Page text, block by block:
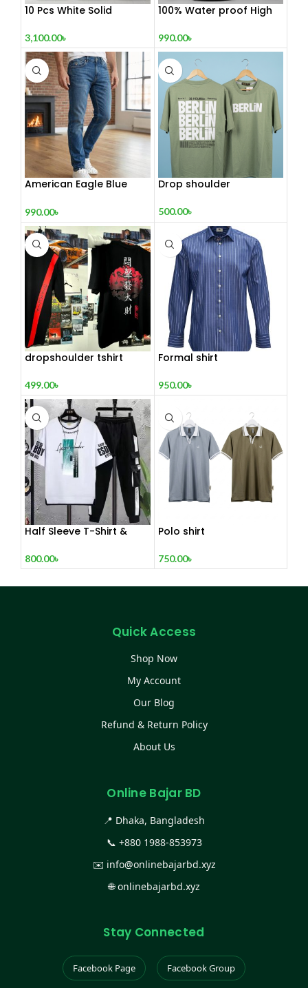
10 Pcs White Solid
3,100.00৳
100% Water proof High
990.00৳
American Eagle Blue
990.00৳
Drop shoulder
500.00৳
dropshoulder tshirt
499.00৳
Formal shirt
950.00৳
Half Sleeve T-Shirt &
800.00৳
Polo shirt
750.00৳
Quick Access
Shop Now
My Account
Our Blog
Refund & Return Policy
About Us
Online Bajar BD
📍 Dhaka, Bangladesh
📞 +880 1988-853973
✉️ info@onlinebajarbd.xyz
🌐onlinebajarbd.xyz
Stay Connected
Facebook Page Facebook Group